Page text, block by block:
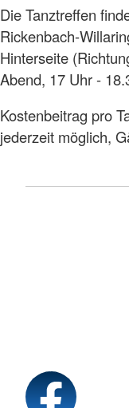
Die Tanztreffen
Rickenbach-
Hinterseite
Abend, 17 Uhr -
Kostenbeitrag pro
jederzeit möglich,